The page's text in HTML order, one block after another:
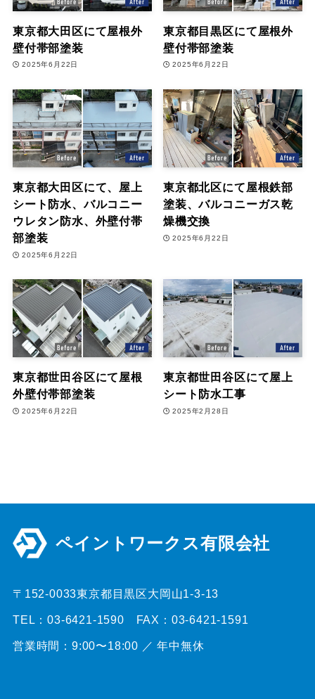
東京都大田区にて屋根外
壁付帯部塗装
2025年6月22日
東京都目黒区にて屋根外
壁付帯部塗装
2025年6月22日
東京都大田区にて、屋上
シート防水、バルコニー
ウレタン防水、外壁付帯
部塗装
2025年6月22日
東京都北区にて屋根鉄部
塗装、バルコニーガス乾
燥機交換
2025年6月22日
東京都世田谷区にて屋根
外壁付帯部塗装
2025年6月22日
東京都世田谷区にて屋上
シート防水工事
2025年2月28日
ペイントワークス有限会社
〒152-0033東京都目黒区大岡山1-3-13
TEL：03-6421-1590 FAX：03-6421-1591
営業時間：9:00〜18:00 ／ 年中無休